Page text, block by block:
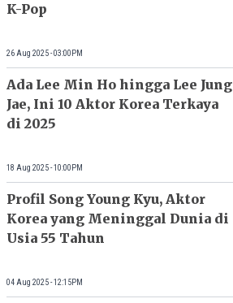
K-Pop
26 Aug 2025 - 03:00PM
Ada Lee Min Ho hingga Lee Jung
Jae, Ini 10 Aktor Korea Terkaya
di 2025
18 Aug 2025 - 10:00PM
Profil Song Young Kyu, Aktor
Korea yang Meninggal Dunia di
Usia 55 Tahun
04 Aug 2025 - 12:15PM